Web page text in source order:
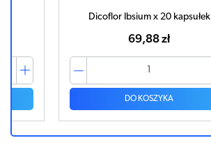
Dicoflor Ibsium x 20 kapsułek
69,88 zł
DO KOSZYKA